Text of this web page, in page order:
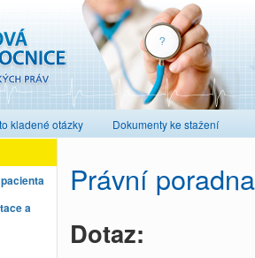
kladené otázky Dokumenty ke stažení
a
Právní
Dotaz: